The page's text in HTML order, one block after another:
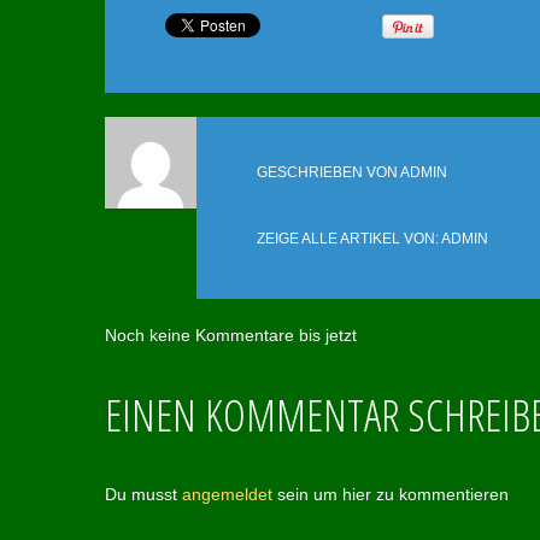
GESCHRIEBEN VON ADMIN
ZEIGE ALLE ARTIKEL VON:ADMIN
Noch keine Kommentare bis jetzt
EINEN KOMMENTAR
Du musst angemeldet sein um hier zu kommentieren